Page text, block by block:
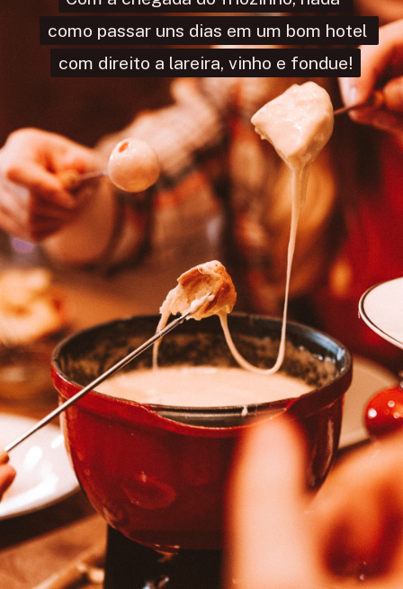
passar uns dias em um bom
direito a lareira, vinho e
passar uns dias em um bom
direito a lareira, vinho e